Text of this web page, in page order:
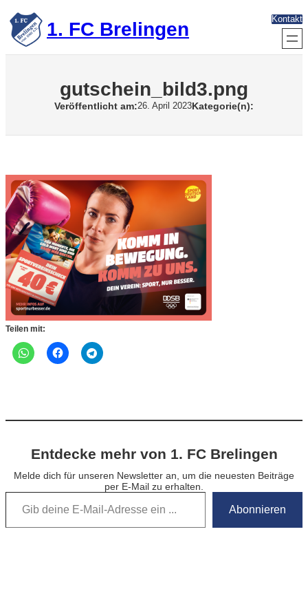
Zum
Inhalt
springen 1. FC Brelingen Kontakt
gutschein_bild3.png
Veröffentlicht am:26. April 2023Kategorie(n):
Teilen mit:
Entdecke mehr von 1. FC Brelingen
Melde dich für unseren Newsletter an, um die neuesten Beiträge
per E-Mail zu erhalten.
Gib deine E-Mail-Adresse ein …
Abonnieren